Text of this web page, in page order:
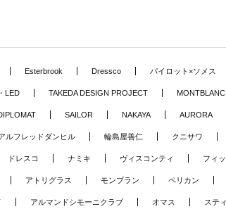
Esterbrook Dressco パイロット×ソメス
LED TAKEDA DESIGN PROJECT MONTBLANC
SAILOR NAKAYA AURORA
ルフレッドダンヒル 輪島屋善仁 クニサワ
ドレスコ ナミキ ヴィスコンティ フィ
アトリグラス モンブラン ペリカン
アルマンドシモーニクラブ オマス ステ